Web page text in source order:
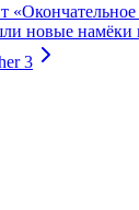
новые намёки
3